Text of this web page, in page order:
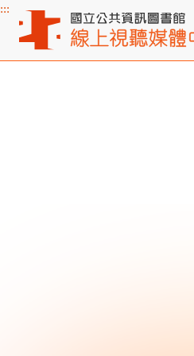
主要內容區塊
:::